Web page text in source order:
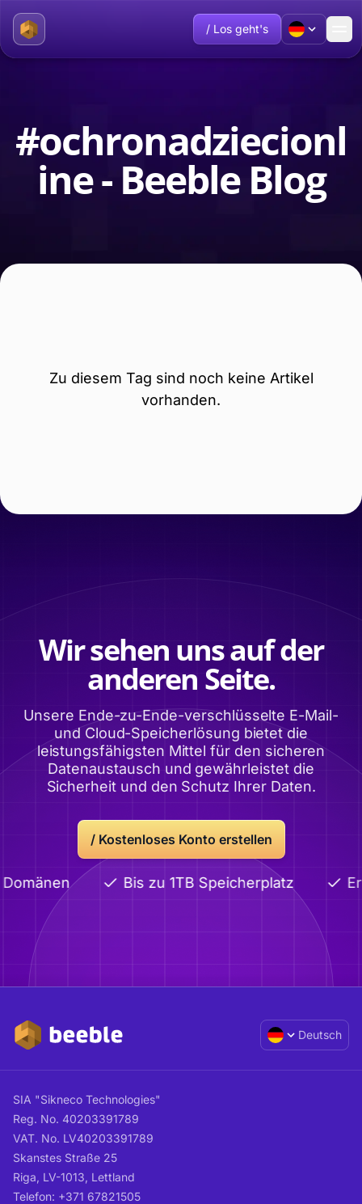
/ Los geht's
#ochronadziecionl
ine - Beeble Blog
Zu diesem Tag sind noch keine Artikel
vorhanden.
Wir sehen uns auf der
anderen Seite.
Unsere Ende-zu-Ende-verschlüsselte E-Mail-
und Cloud-Speicherlösung bietet die
leistungsfähigsten Mittel für den sicheren
Datenaustausch und gewährleistet die
Sicherheit und den Schutz Ihrer Daten.
/ Kostenloses Konto erstellen
Bis zu 1TB Speicherplatz
Deutsch
SIA "Sikneco Technologies"
Reg. No. 40203391789
VAT. No. LV40203391789
Skanstes Straße 25
Riga, LV-1013, Lettland
Telefon: +371 67821505